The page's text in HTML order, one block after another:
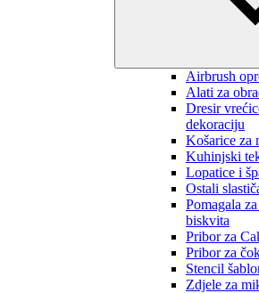
Airbrush
Alati za
Dresir
dekoraciju
Košarice za
Kuhinjski
Lopatice i
Ostali
Pomagala
biskvita
Pribor za
Pribor za
Stencil
Zdjele za